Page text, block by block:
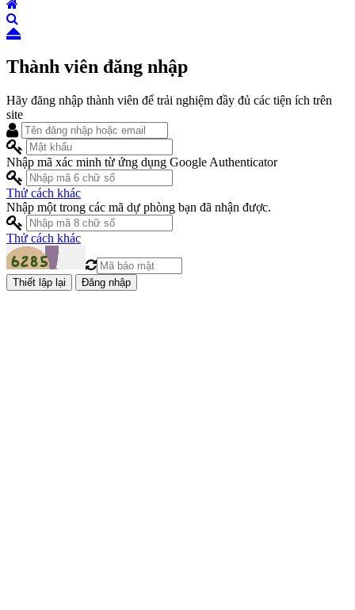
Thành viên đăng nhập
Hãy đăng nhập thành viên để trải nghiệm đầy đủ các tiện ích trên
site
Nhập mã xác minh từ ứng dụng Google Authenticator
Thử cách khác
Nhập một trong các mã dự phòng bạn đã nhận được.
Thử cách khác
Đăng nhập